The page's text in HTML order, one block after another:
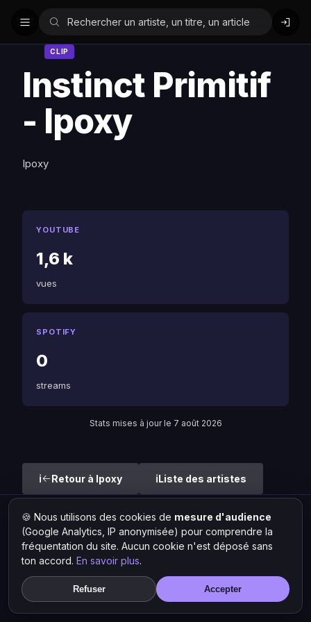
CLIP
Instinct Primitif
- Ipoxy
Ipoxy
YOUTUBE
1,6 k
vues
SPOTIFY
0
streams
Stats mises à jour le 7 août 2026
Retour à Ipoxy Liste des artistes
Hit Lokal·L'actu rap & musique urbaine
© 2026 — Tous droits réservés ·Mentions légales·Gérer les
cookies
🍪 Nous utilisons des cookies de mesure d'audience
(Google Analytics, IP anonymisée) pour comprendre la
fréquentation du site. Aucun cookie n'est déposé sans
ton accord. En savoir plus.
Refuser Accepter